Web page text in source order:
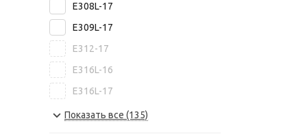
E308L-17
E309L-17
E312-17
E316L-16
E316L-17
E8015-B6
Показать все (135)